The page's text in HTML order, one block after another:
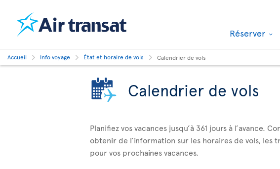
Réserver
Accueil Info voyage État et horaire de vols Calendrier de vols
Calendrier de vols
Planifiez vos vacances jusqu’à 361 jours à l’avance.
obtenir de l’information sur les horaires de vols, les
pour vos prochaines vacances.